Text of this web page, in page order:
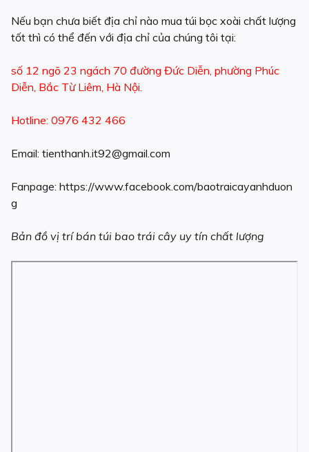
Nếu bạn chưa biết địa chỉ nào mua túi bọc xoài chất lượng
tốt thì có thể đến với địa chỉ của chúng tôi tại:
số 12 ngõ 23 ngách 70 đường Đức Diễn, phường Phúc
Diễn, Bắc Từ Liêm, Hà Nội.
Hotline: 0976 432 466
Email: tienthanh.it92@gmail.com
Fanpage: https://www.facebook.com/baotraicayanhduon
g
Bản đồ vị trí bán túi bao trái cây uy tín chất lượng